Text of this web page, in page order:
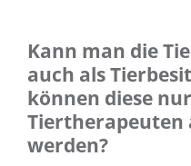
Kann man die
auch als
können diese
Tiertherapeuten
werden?